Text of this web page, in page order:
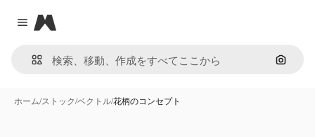
Close menu
Magnific
画像で
ホーム/ストック/ベクトル/花柄のコンセプト